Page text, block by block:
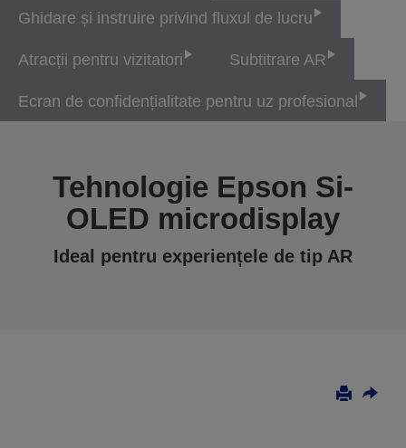
Ghidare și instruire privind fluxul de lucru
Atracții pentru vizitatori Subtitrare AR
Ecran de confidențialitate pentru uz profesional
Tehnologie Epson Si-
OLED microdisplay
Ideal pentru experiențele de tip AR